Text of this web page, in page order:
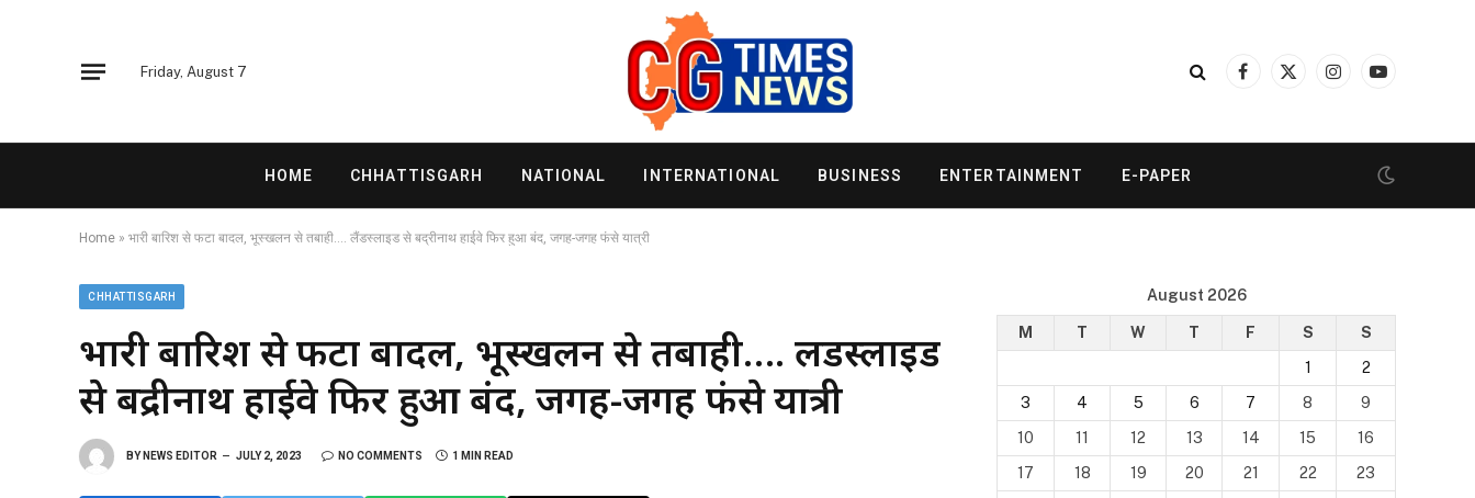
Friday, August 7
Facebook
X
InstagramYouTube
HOME CHHATTISGARH NATIONAL INTERNATIONAL BUSINESS ENTERTAINMENT E-PAPER
Home » भारी बारिश से फटा बादल, भूस्खलन से तबाही…. लैंडस्लाइड से बद्रीनाथ हाईवे फिर हुआ बंद, जगह-जगह फंसे यात्री
CHHATTISGARH
भारी बारिश से फटा बादल, भूस्खलन से तबाही…. लैंडस्लाइड
से बद्रीनाथ हाईवे फिर हुआ बंद, जगह-जगह फंसे यात्री
BY NEWS EDITOR JULY 2, 2023 NO COMMENTS 1 MIN READ
August 2026
M T W T F S
S
1
2
3
4 5 6 7 8
9
10
11 12 13 14 15
16
17
18 19 20 21 22
23